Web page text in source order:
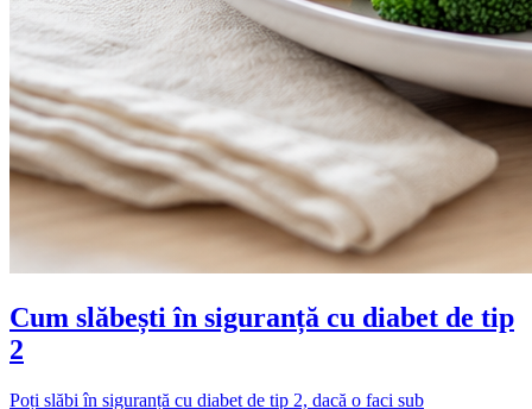
Cum slăbești în siguranță cu diabet de tip
2
Poți slăbi în siguranță cu diabet de tip 2, dacă o faci sub